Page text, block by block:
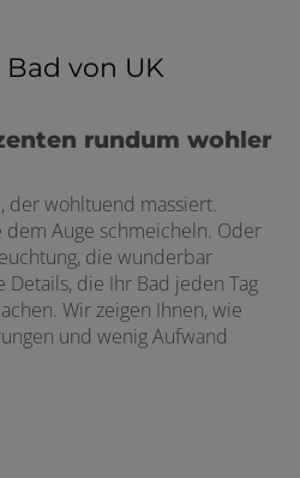
von UK
rundum wohler
der wohltuend massiert.
Auge schmeicheln. Oder
die wunderbar
Details, die Ihr Bad jeden Tag
Wir zeigen Ihnen, wie
und wenig Aufwand